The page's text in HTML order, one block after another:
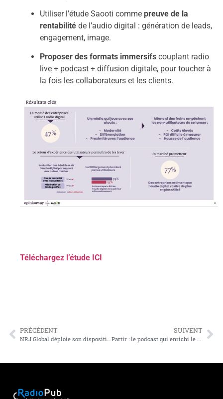
Utiliser l’étude Saooti comme preuve de la
rentabilité de l’audio digital : génération de leads,
engagement, image.
Proposer des formats immersifs couplant radio
live + podcast + diffusion digitale, pour toucher à
la fois les collaborateurs et les clients.
Téléchargez l’étude ICI
PRÉCÉDENT SUIVENT